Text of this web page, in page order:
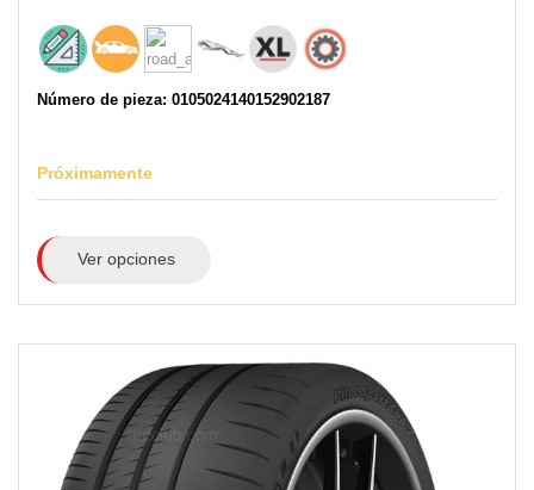
Número de pieza: 0105024140152902187
Próximamente
Ver opciones